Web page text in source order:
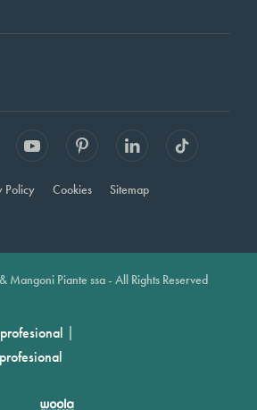
Policy Cookies Sitemap
Piante ssa - All Rights Reserved
|